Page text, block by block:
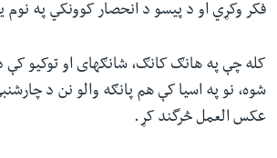
فکر وکړي او د پيسو د انحصار کوونکي په نوم
کله چې په هانګ کانګ، شانګهای او توکیو کې د
شوه، نو په اسیا کې هم پانګه والو نن د
عکس العمل څرگند کړ .